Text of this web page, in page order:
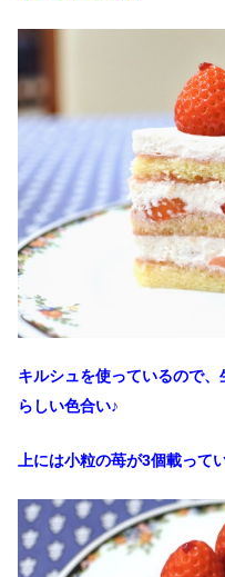
キルシュを使っているので
らしい色合い♪
上には小粒の苺が3個載って